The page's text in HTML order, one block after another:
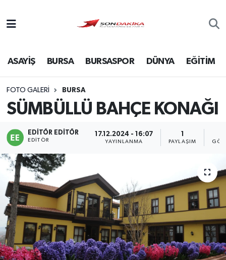
ASAYİŞ BURSA BURSASPOR DÜNYA EĞİTİM
FOTO GALERI BURSA
SÜMBÜLLÜ BAHÇE KONAĞI
EDITÖR EDITÖR
EDITÖR
17.12.2024 - 16:07
YAYINLANMA
1
PAYLAŞIM
Bursa
Dünya
Ekonomi
Foto Galeri
Genel
Gündem
Magazin
Sağlık